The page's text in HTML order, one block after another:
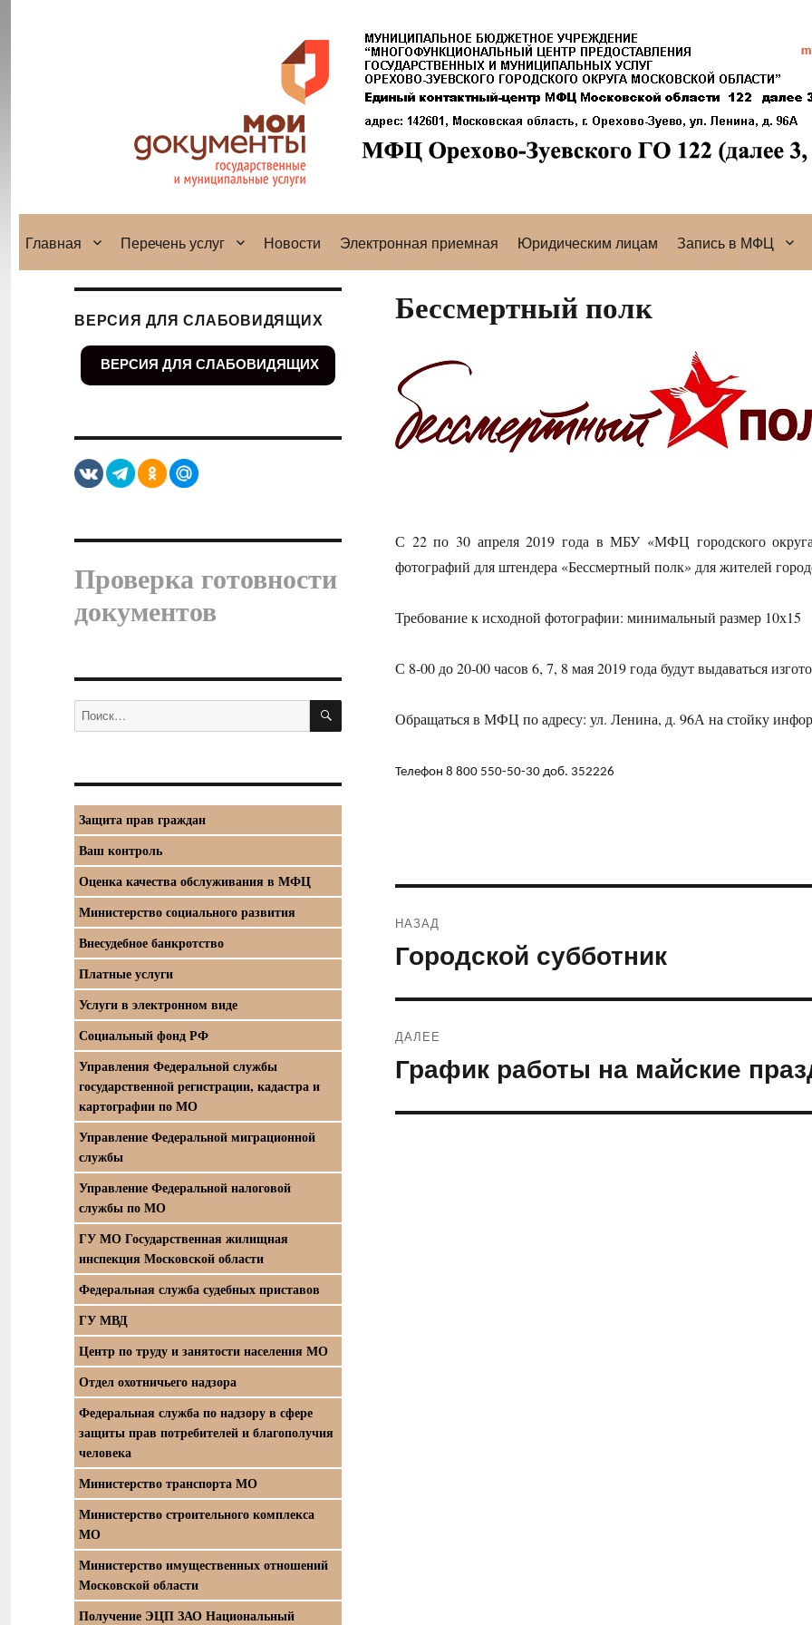
Главная Перечень услуг Новости Электронная приемная Юридическим лицам Запись в МФЦ
Бессмертный полк
С 22 по 30 апреля 2019 года в МБУ «МФЦ городского округа
фотографий для штендера «Бессмертный полк» для жителей
Требование к исходной фотографии: минимальный размер 10х15
С 8-00 до 20-00 часов 6, 7, 8 мая 2019 года будут выдаваться
Обращаться в МФЦ по адресу: ул. Ленина, д. 96А на стойку
Телефон 8 800 550-50-30 доб. 352226
по
НАЗАД
Предыдущая
запись:
Городской субботник
ДАЛЕЕ
Следующая
запись:
График работы на майские
ВЕРСИЯ ДЛЯ СЛАБОВИДЯЩИХ
ВЕРСИЯ ДЛЯ СЛАБОВИДЯЩИХ
Проверка готовности
документов
Искать: ПОИСК
Защита прав граждан
Ваш контроль
Оценка качества обслуживания в МФЦ
Министерство социального развития
Внесудебное банкротство
Платные услуги
Услуги в электронном виде
Социальный фонд РФ
Управления Федеральной службы
государственной регистрации, кадастра и
картографии по МО
Управление Федеральной миграционной
службы
Управление Федеральной налоговой
службы по МО
ГУ МО Государственная жилищная
инспекция Московской области
Федеральная служба судебных приставов
ГУ МВД
Центр по труду и занятости населения МО
Отдел охотничьего надзора
Федеральная служба по надзору в сфере
защиты прав потребителей и благополучия
человека
Министерство транспорта МО
Министерство строительного комплекса
МО
Министерство имущественных отношений
Московской области
Получение ЭЦП ЗАО Национальный